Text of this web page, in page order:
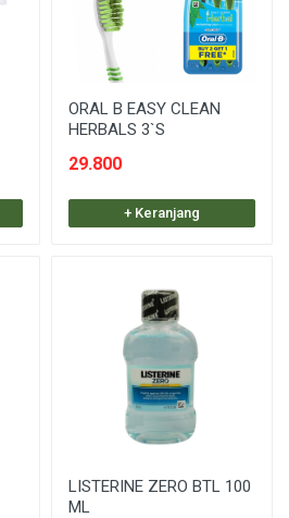
ORAL B EASY CLEAN
HERBALS 3`S
29.800
+ Keranjang
LISTERINE ZERO BTL 100
ML